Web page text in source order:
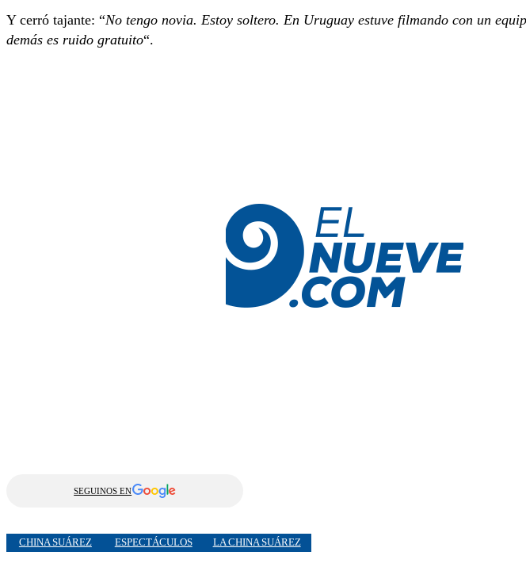
Y cerró tajante: “No tengo novia. Estoy soltero. En Uruguay estuve filmando con un
demás es ruido gratuito“.
SEGUINOS EN
CHINA SUÁREZ ESPECTÁCULOS LA CHINA SUÁREZ